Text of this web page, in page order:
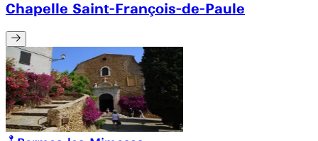
Chapelle Saint-François-de-Paule